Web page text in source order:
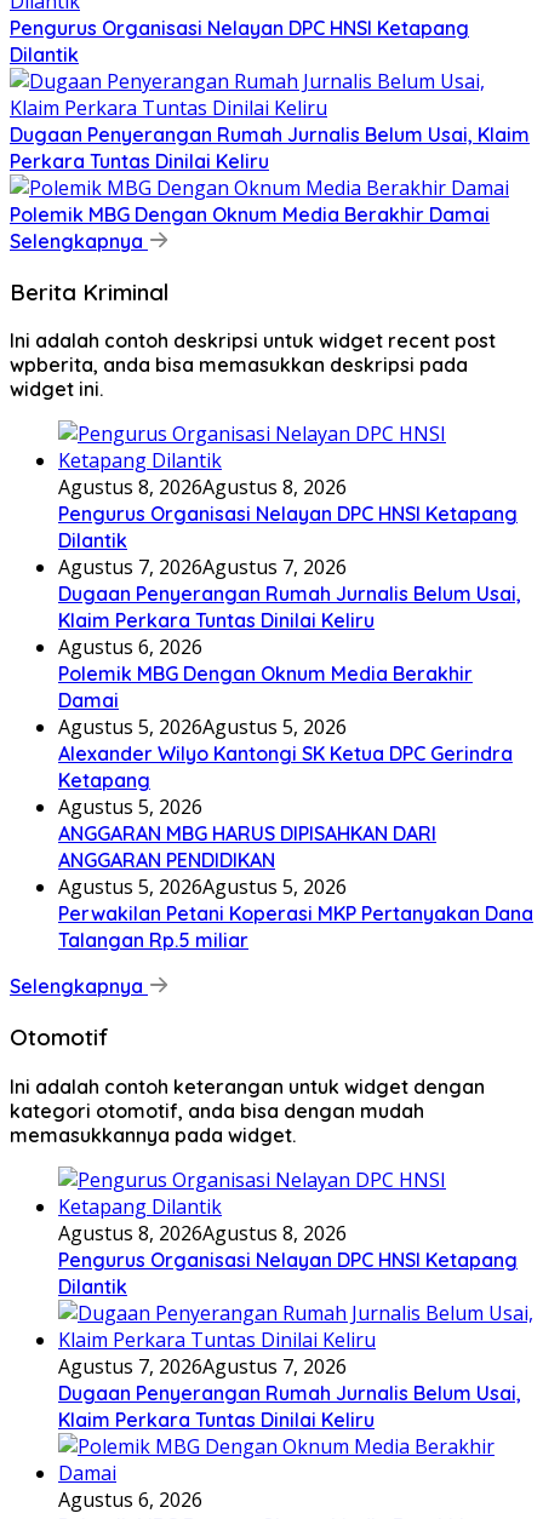
Pengurus Organisasi Nelayan DPC HNSI Ketapang
Dilantik
Dugaan Penyerangan Rumah Jurnalis Belum Usai, Klaim
Perkara Tuntas Dinilai Keliru
Polemik MBG Dengan Oknum Media Berakhir Damai
Selengkapnya
Berita Kriminal
Ini adalah contoh deskripsi untuk widget recent post
wpberita, anda bisa memasukkan deskripsi pada
widget ini.
Agustus 8, 2026Agustus 8, 2026
Pengurus Organisasi Nelayan DPC HNSI Ketapang
Dilantik
Agustus 7, 2026Agustus 7, 2026
Dugaan Penyerangan Rumah Jurnalis Belum Usai,
Klaim Perkara Tuntas Dinilai Keliru
Agustus 6, 2026
Polemik MBG Dengan Oknum Media Berakhir
Damai
Agustus 5, 2026Agustus 5, 2026
Alexander Wilyo Kantongi SK Ketua DPC Gerindra
Ketapang
Agustus 5, 2026
ANGGARAN MBG HARUS DIPISAHKAN DARI
ANGGARAN PENDIDIKAN
Agustus 5, 2026Agustus 5, 2026
Perwakilan Petani Koperasi MKP Pertanyakan Dana
Talangan Rp.5 miliar
Selengkapnya
Otomotif
Ini adalah contoh keterangan untuk widget dengan
kategori otomotif, anda bisa dengan mudah
memasukkannya pada widget.
Agustus 8, 2026Agustus 8, 2026
Pengurus Organisasi Nelayan DPC HNSI Ketapang
Dilantik
Agustus 7, 2026Agustus 7, 2026
Dugaan Penyerangan Rumah Jurnalis Belum Usai,
Klaim Perkara Tuntas Dinilai Keliru
Agustus 6, 2026